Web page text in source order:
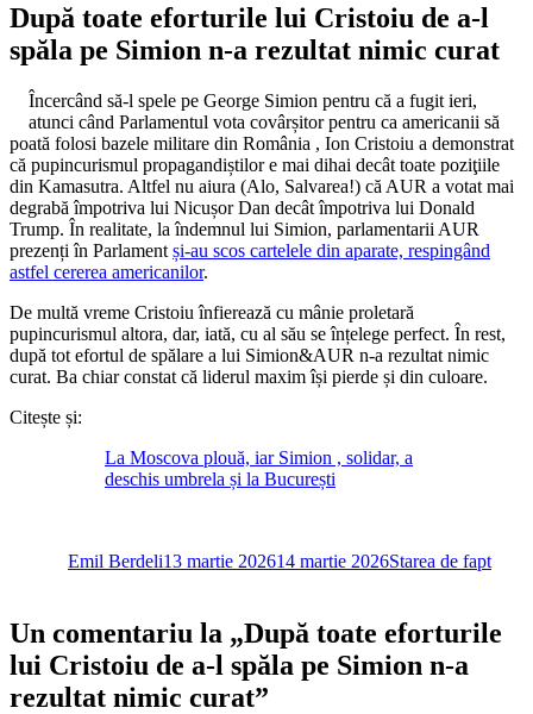
După toate eforturile lui Cristoiu de a-l
spăla pe Simion n-a rezultat nimic curat
Încercând să-l spele pe George Simion pentru că a fugit ieri,
atunci când Parlamentul vota covârșitor pentru ca americanii să
poată folosi bazele militare din România , Ion Cristoiu a demonstrat
că pupincurismul propagandiștilor e mai dihai decât toate poziţiile
din Kamasutra. Altfel nu aiura (Alo, Salvarea!) că AUR a votat mai
degrabă împotriva lui Nicușor Dan decât împotriva lui Donald
Trump. În realitate, la îndemnul lui Simion, parlamentarii AUR
prezenți în Parlament și-au scos cartelele din aparate, respingând
astfel cererea americanilor.
De multă vreme Cristoiu înfierează cu mânie proletară
pupincurismul altora, dar, iată, cu al său se înțelege perfect. În rest,
după tot efortul de spălare a lui Simion&AUR n-a rezultat nimic
curat. Ba chiar constat că liderul maxim își pierde și din culoare.
Citește și:
La Moscova plouă, iar Simion , solidar, a
deschis umbrela și la București
Emil Berdeli13 martie 202614 martie 2026Starea de fapt
Un comentariu la „După toate eforturile
lui Cristoiu de a-l spăla pe Simion n-a
rezultat nimic curat”